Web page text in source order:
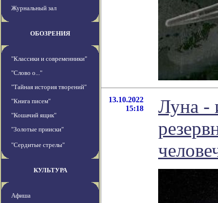
Журнальный зал
ОБОЗРЕНИЯ
"Классики и современники"
"Слово о..."
"Тайная история творений"
"Книга писем"
"Кошачий ящик"
"Золотые прииски"
"Сердитые стрелы"
КУЛЬТУРА
Афиша
13.10.2022
15:18
Луна -